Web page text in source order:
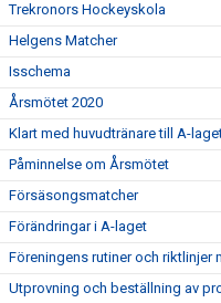
Trekronors Hockeyskola
Helgens Matcher
Isschema
Årsmötet 2020
Klart med huvudtränare till A-
Påminnelse om Årsmötet
Försäsongsmatcher
Förändringar i A-laget
Föreningens rutiner och riktlinjer
Utprovning och beställning av